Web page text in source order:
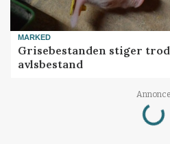
MARKED
Grisebestanden stiger
avlsbestand
Annonce
Loading...